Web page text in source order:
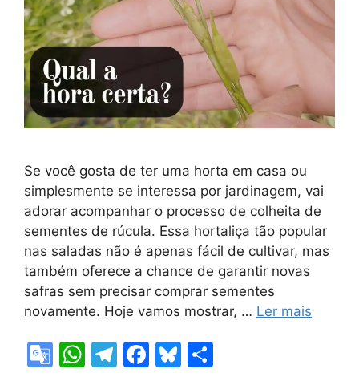
Se você gosta de ter uma horta em casa ou
simplesmente se interessa por jardinagem, vai
adorar acompanhar o processo de colheita de
sementes de rúcula. Essa hortaliça tão popular
nas saladas não é apenas fácil de cultivar, mas
também oferece a chance de garantir novas
safras sem precisar comprar sementes
novamente. Hoje vamos mostrar, … Ler mais
G
W T
F
Bl